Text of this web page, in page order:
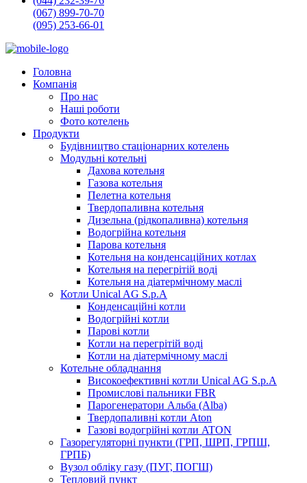
(067) 899-70-70
(095) 253-66-01
Головна
Компанія
Про нас
Наші роботи
Фото котелень
Продукти
Будівництво стаціонарних котелень
Модульні котельні
Дахова котельня
Газова котельня
Пелетна котельня
Твердопаливна котельня
Дизельна (рідкопаливна) котельня
Водогрійна котельня
Парова котельня
Котельня на конденсаційних котлах
Котельня на перегрітій воді
Котельня на діатермічному маслі
Котли Unical AG S.p.A
Конденсаційні котли
Водогрійні котли
Парові котли
Котли на перегрітій воді
Котли на діатермічному маслі
Котельне обладнання
Високоефективні котли Unical AG S.p.A
Промислові пальники FBR
Парогенератори Альба (Alba)
Твердопаливні котли Aton
Газові водогрійні котли ATON
Газорегуляторні пункти (ГРП, ШРП, ГРПШ,
ГРПБ)
Вузол обліку газу (ПУГ, ПОГШ)
Тепловий пункт